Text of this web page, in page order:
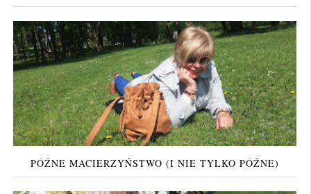
PÓŹNE MACIERZYŃSTWO (I NIE TYLKO PÓŹNE)